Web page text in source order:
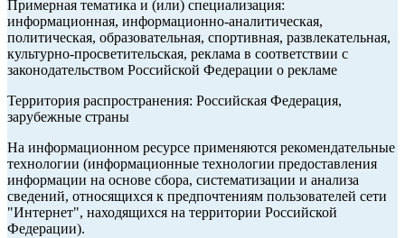
Примерная тематика и (или) специализация:
информационная, информационно-аналитическая,
политическая, образовательная, спортивная, развлекательная,
культурно-просветительская, реклама в соответствии с
законодательством Российской Федерации о рекламе
Территория распространения: Российская Федерация,
зарубежные страны
На информационном ресурсе применяются рекомендательные
технологии (информационные технологии предоставления
информации на основе сбора, систематизации и анализа
сведений, относящихся к предпочтениям пользователей сети
"Интернет", находящихся на территории Российской
Федерации).